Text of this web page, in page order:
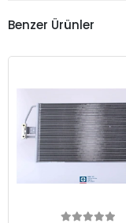
Benzer Ürünler